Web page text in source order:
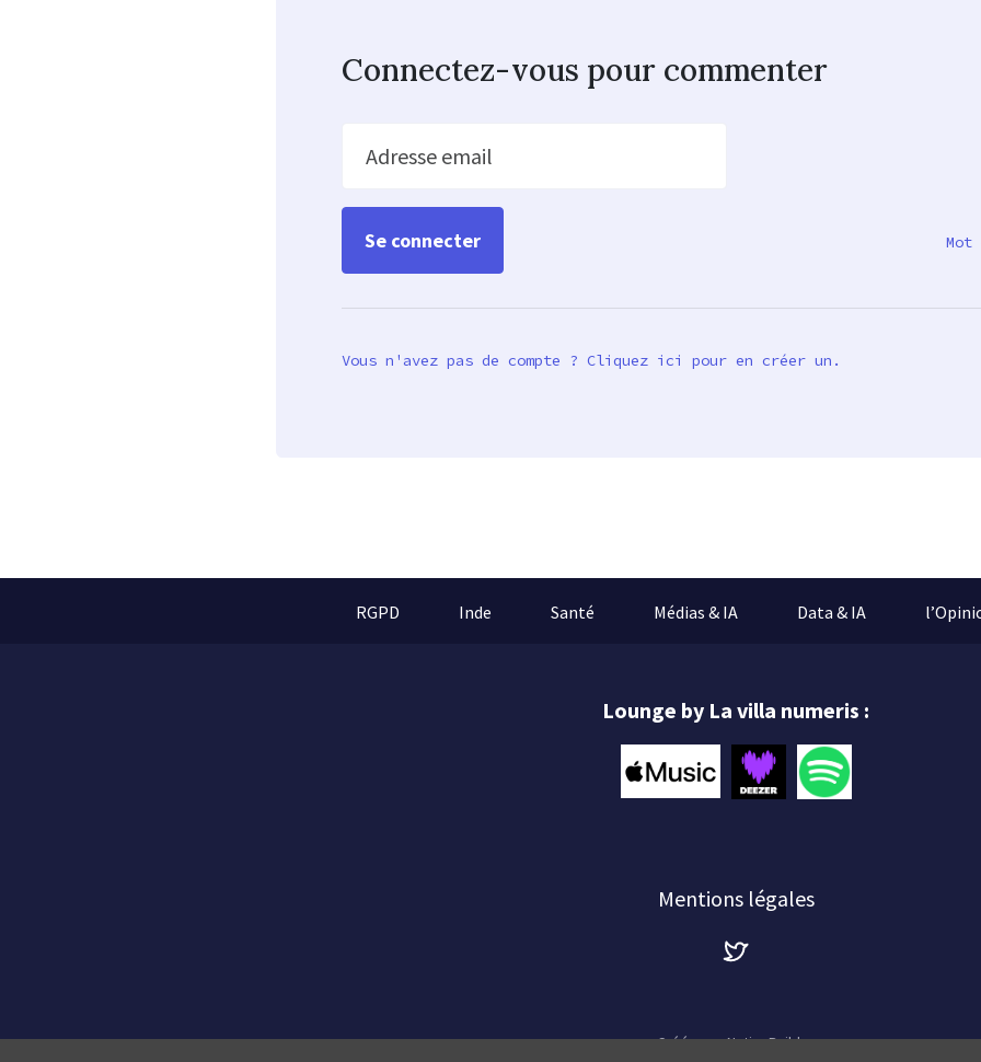
Connectez-vous pour commenter
Adresse email
Mot
Vous n'avez pas de compte ? Cliquez ici pour en créer un.
RGPD Inde Santé Médias & IA Data & IA
Lounge by La villa numeris :
Mentions légales
Créé avecNationBuilder